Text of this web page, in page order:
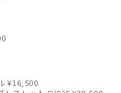
¥16,500